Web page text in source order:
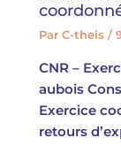
ParC-theis/
CNR –
aubois
Exercice
retours